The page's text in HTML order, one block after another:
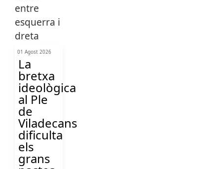
01 Agost 2026
La
bretxa
ideològica
al Ple
de
Viladecans
dificulta
els
grans